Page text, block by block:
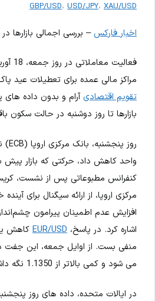
GBP/USD، USD/JPY، XAU/USD
اخبار فارکس – بررسی اجمالی بازارها در
مراکز مالی عمده برای تعطیلات عید
تقویم اقتصادی آرام و بدون داده های
بازارها تا روز دوشنبه در حالت سکون
واحد کاهش داد، حرکتی که بازار
کنفرانس مطبوعاتی پس از نشست،
مرکزی اروپا، از ارائه سیگنال برای
افزایش عدم اطمینان پیرامون
اشاره کرد. در پاسخ، EUR/USD کاهش
منفی بست. از اوایل جمعه، این جفت
می شود و کمی بالاتر از 1.1350 نگه داشته شده است.
در ایالات متحده، داده های روز